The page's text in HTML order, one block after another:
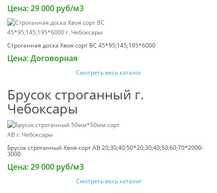
Цена: 29 000 руб/м3
Строганная доска Хвоя сорт ВС 45*95;145;195*6000
Цена: Договорная
Смотреть весь каталог
Брусок строганный г.
Чебоксары
Брусок строганный Хвоя сорт АВ 20;30;40;50*20;30;40;50;60;70*2000-
3000
Цена: 29 000 руб/м3
Смотреть весь каталог